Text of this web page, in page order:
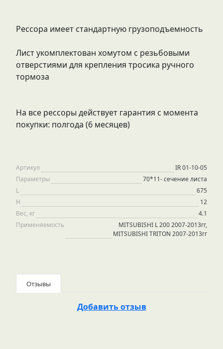
Рессора имеет стандартную грузоподъемность
Лист укомплектован хомутом с резьбовыми
отверстиями для крепления тросика ручного
тормоза
На все рессоры действует гарантия с момента
покупки: полгода (6 месяцев)
Артикул
IR 01-10-05
Параметры
70*11- сечение листа
L
675
H
12
Вес, кг
4.1
Применяемость
MITSUBISHI L 200 2007-2013гг,
MITSUBISHI TRITON 2007-2013гг
Отзывы
Добавить отзыв